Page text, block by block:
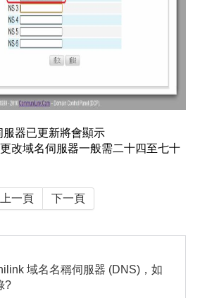
服器已更新將會顯示
更改域名伺服器一般需二十四至七十
上一頁 下一頁
域名名稱伺服器 (DNS)，如
?